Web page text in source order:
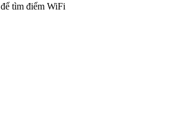
để tìm điểm WiFi